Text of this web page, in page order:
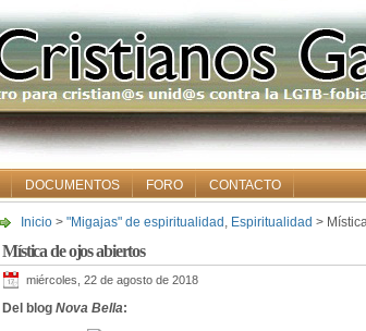
DOCUMENTOS FORO CONTACTO
Inicio > "Migajas" de espiritualidad , Espiritualidad >
Mística de ojos abiertos
miércoles, 22 de agosto de 2018
Del blog Nova Bella: